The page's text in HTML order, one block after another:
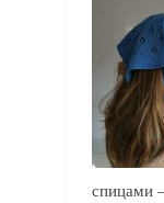
спицами